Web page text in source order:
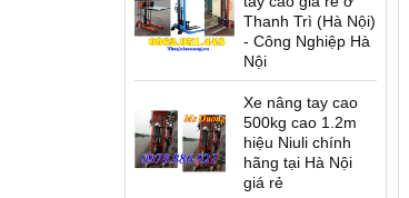
Thanh Trì (Hà Nội)
- Công Nghiệp Hà
Nội
Xe nâng tay cao
500kg cao 1.2m
hiệu Niuli chính
hãng tại Hà Nội
giá rẻ